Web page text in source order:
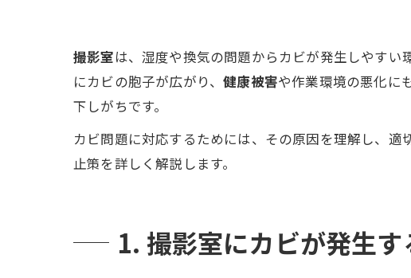
撮影室は、湿度や換気の問題からカビが発生しやす
にカビの胞子が広がり、健康被害や作業環境の悪化に
下しがちです。
カビ問題に対応するためには、その原因を理解し、
止策を詳しく解説します。
1. 撮影室にカビが発生